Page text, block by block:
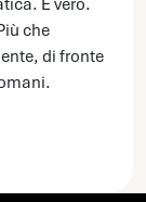
che
di fronte